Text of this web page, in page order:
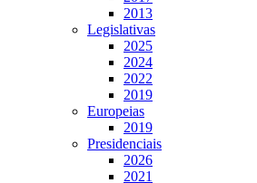
2013
Legislativas
2025
2024
2022
2019
Europeias
2019
Presidenciais
2026
2021